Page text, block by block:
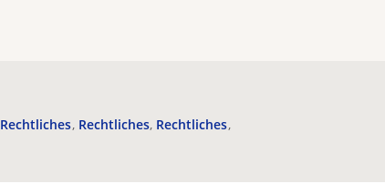
Rechtliches Rechtliches Rechtliches